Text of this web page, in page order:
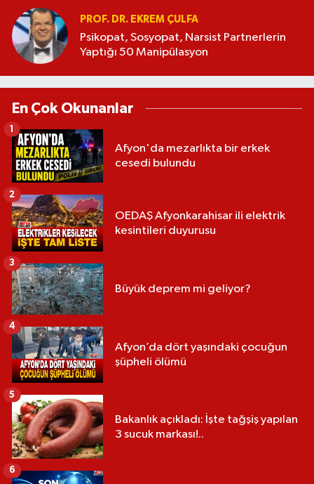
PROF. DR. EKREM ÇULFA
Psikopat, Sosyopat, Narsist Partnerlerin
Yaptığı 50 Manipülasyon
En Çok Okunanlar
Afyon'da mezarlıkta bir erkek
cesedi bulundu
1
OEDAŞ Afyonkarahisar ili elektrik
kesintileri duyurusu
2
Büyük deprem mi geliyor?
3
Afyon’da dört yaşındaki çocuğun
şüpheli ölümü
4
Bakanlık açıkladı: İşte tağşiş yapılan
3 sucuk markası!..
5
6